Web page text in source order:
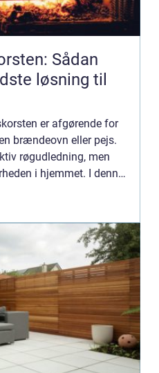
Sådan
løsning til
er afgørende for
brændeovn eller pejs.
røgudledning, men
i hjemmet. I denne